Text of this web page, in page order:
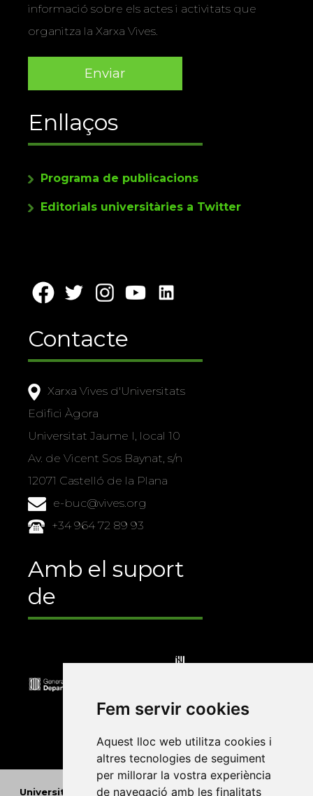
Fem servir cookies
Aquest lloc web utilitza cookies i
altres tecnologies de seguiment
per millorar la vostra experiència
de navegació amb les finalitats
informació sobre els actes i activitats que
organitza la Xarxa Vives.
Enllaços
Programa de publicacions
Editorials universitàries a Twitter
Contacte
Xarxa Vives d'Universitats
Edifici Àgora
Universitat Jaume I, local 10
Av. de Vicent Sos Baynat, s/n
12071 Castelló de la Plana
e-buc@vives.org
+34 964 72 89 93
Amb el suport
de
Universitat Abat Oliba CEU•Universitat d'Alacant